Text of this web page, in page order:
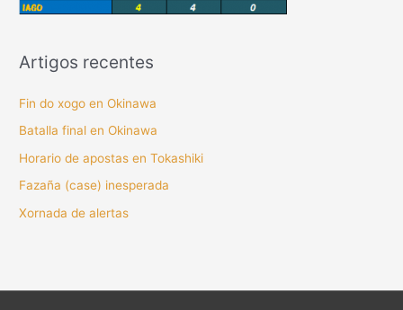
Artigos recentes
Fin do xogo en Okinawa
Batalla final en Okinawa
Horario de apostas en Tokashiki
Fazaña (case) inesperada
Xornada de alertas